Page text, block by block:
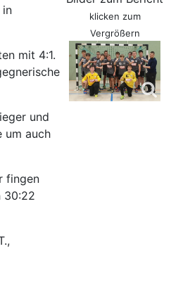
in
mit 4:1.
und
um auch
fingen
30:22
klicken zum
Vergrößern